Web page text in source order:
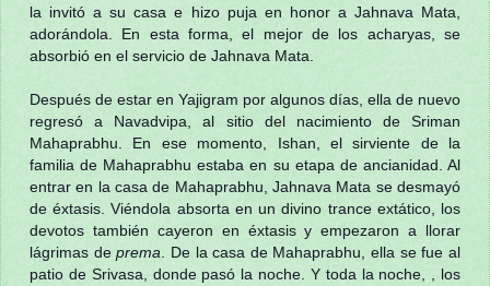
la invitó a su casa e hizo puja en honor a Jahnava Mata,
adorándola. En esta forma, el mejor de los acharyas, se
absorbió en el servicio de Jahnava Mata.
Después de estar en Yajigram por algunos días, ella de nuevo
regresó a Navadvipa, al sitio del nacimiento de Sriman
Mahaprabhu. En ese momento, Ishan, el sirviente de la
familia de Mahaprabhu estaba en su etapa de ancianidad. Al
entrar en la casa de Mahaprabhu, Jahnava Mata se desmayó
de éxtasis. Viéndola absorta en un divino trance extático, los
devotos también cayeron en éxtasis y empezaron a llorar
lágrimas deprema . De la casa de Mahaprabhu, ella se fue al
patio de Srivasa, donde pasó la noche. Y toda la noche, , los